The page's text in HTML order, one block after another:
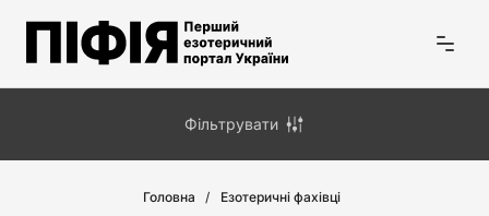
Головна
Езотеричні фахівці
Фільтрувати